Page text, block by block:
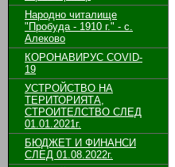
Народно читалище
"Пробуда - 1910 г." - с.
Алеково
КОРОНАВИРУС COVID-
19
УСТРОЙСТВО НА
ТЕРИТОРИЯТА,
СТРОИТЕЛСТВО СЛЕД
01.01.2021г.
БЮДЖЕТ И ФИНАНСИ
СЛЕД 01.08.2022г.